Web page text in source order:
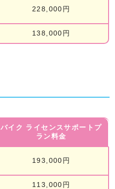
228,000円
138,000円
バイク ライセンスサポートプ
ラン料金
193,000円
113,000円